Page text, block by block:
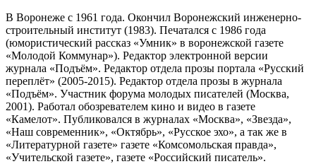
В Воронеже с 1961 года. Окончил Воронежский инженерно-
строительный институт (1983). Печатался с 1986 года
(юмористический рассказ «Умник» в воронежской газете
«Молодой Коммунар»). Редактор электронной версии
журнала «Подъём». Редактор отдела прозы портала «Русский
переплёт» (2005-2015). Редактор отдела прозы в журнала
«Подъём». Участник форума молодых писателей (Москва,
2001). Работал обозревателем кино и видео в газете
«Камелот». Публиковался в журналах «Москва», «Звезда»,
«Наш современник», «Октябрь», «Русское эхо», а так же в
«Литературной газете» газете «Комсомольская правда»,
«Учительской газете», газете «Российский писатель».